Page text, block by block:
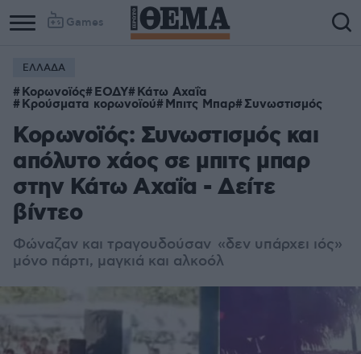
Games
ΕΛΛΑΔΑ
Κορωνοϊός ΕΟΔΥ Κάτω Αχαΐα
Κρούσματα κορωνοϊού Μπιτς Μπαρ Συνωστισμός
Κορωνοϊός: Συνωστισμός και
απόλυτο χάος σε μπιτς μπαρ
στην Κάτω Αχαΐα - Δείτε
βίντεο
Φώναζαν και τραγουδούσαν «δεν υπάρχει ιός»
μόνο πάρτι, μαγκιά και αλκοόλ